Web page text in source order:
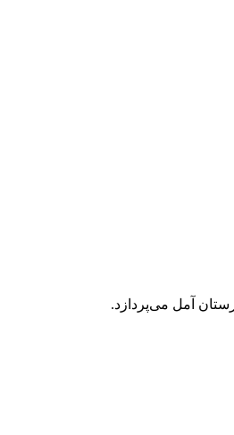
آمل می‌پردازد.